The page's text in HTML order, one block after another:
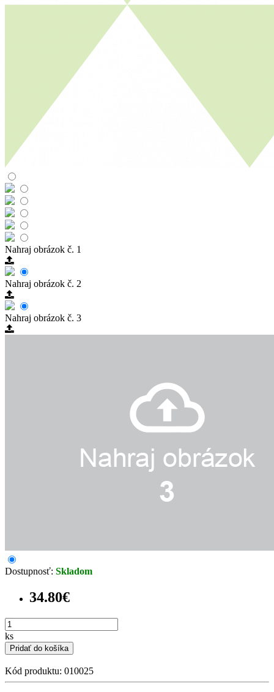
Nahraj obrázok č. 1
Nahraj obrázok č. 2
Nahraj obrázok č. 3
Dostupnosť: Skladom
34.80€
ks
Pridať do košíka
Kód produktu: 010025